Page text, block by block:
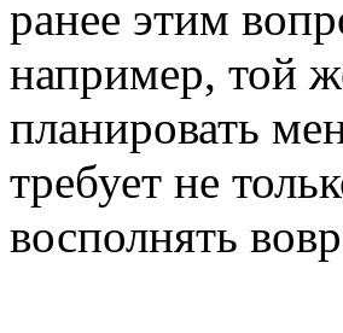
ранее этим
например, той
планировать
требует не
восполнять